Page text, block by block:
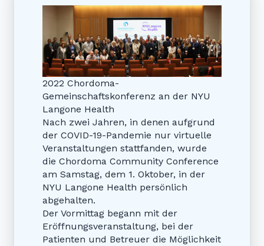
2022 Chordoma-
Gemeinschaftskonferenz an der NYU
Langone Health
Nach zwei Jahren, in denen aufgrund
der COVID-19-Pandemie nur virtuelle
Veranstaltungen stattfanden, wurde
die Chordoma Community Conference
am Samstag, dem 1. Oktober, in der
NYU Langone Health persönlich
abgehalten.
Der Vormittag begann mit der
Eröffnungsveranstaltung, bei der
Patienten und Betreuer die Möglichkeit